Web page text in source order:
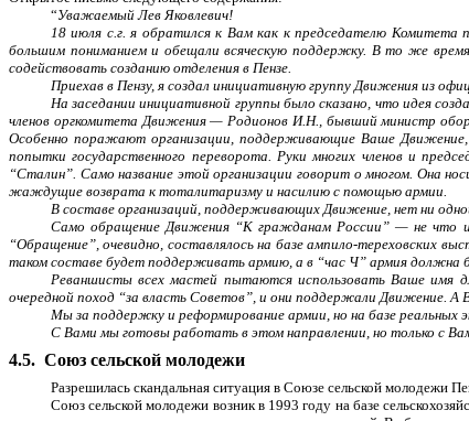
“Уважаемый Лев Яковлевич!
18 июля с.г. я обратился к Вам как к председателю Комитета
большим пониманием и обещали всяческую поддержку. В то же
содействовать созданию отделения в Пензе.
Приехав в Пензу, я создал инициативную группу Движения из
На заседании инициативной группы было сказано, что идея
членов оргкомитета Движения — Родионов И.Н., бывший министр
Особенно поражают организации, поддерживающие Ваше Движение,
попытки государственного переворота. Руки многих членов и
“Сталин”. Само название этой организации говорит о многом. Она
жаждущие возврата к тоталитаризму и насилию с помощью армии.
В составе организаций, поддерживающих Движение, нет ни
Само обращение Движения “К гражданам России” — не что
“Обращение”, очевидно, составлялось на базе ампило-тереховских
таком составе будет поддерживать армию, а в “час Ч” армия
Реваншисты всех мастей пытаются использовать Ваше имя
очередной поход “за власть Советов”, и они поддержали Движение. А
Мы за поддержку и реформирование армии, но на базе реальных
С Вами мы готовы работать в этом направлении, но только с
4.5. Союз сельской молодежи
Разрешилась скандальная ситуация в Союзе сельской молодежи
Союз сельской молодежи возник в 1993 году на базе